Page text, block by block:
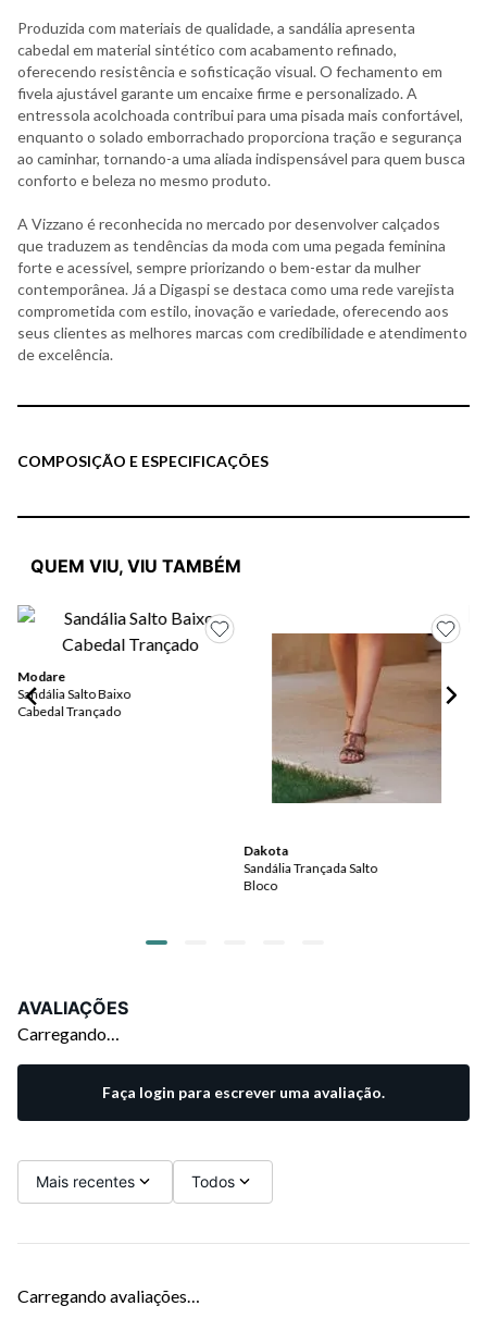
Produzida com materiais de qualidade, a sandália apresenta
cabedal em material sintético com acabamento refinado,
oferecendo resistência e sofisticação visual. O fechamento em
fivela ajustável garante um encaixe firme e personalizado. A
entressola acolchoada contribui para uma pisada mais confortável,
enquanto o solado emborrachado proporciona tração e segurança
ao caminhar, tornando-a uma aliada indispensável para quem busca
conforto e beleza no mesmo produto.
A Vizzano é reconhecida no mercado por desenvolver calçados
que traduzem as tendências da moda com uma pegada feminina
forte e acessível, sempre priorizando o bem-estar da mulher
contemporânea. Já a Digaspi se destaca como uma rede varejista
comprometida com estilo, inovação e variedade, oferecendo aos
seus clientes as melhores marcas com credibilidade e atendimento
de excelência.
COMPOSIÇÃO E ESPECIFICAÇÕES
QUEM VIU, VIU TAMBÉM
Modare
Sandália Salto Baixo
Cabedal Trançado
Dakota
Sandália Trançada Salto
Bloco
AVALIAÇÕES
Carregando…
Faça login para escrever uma avaliação.
Mais recentes Todos
Carregando avaliações…